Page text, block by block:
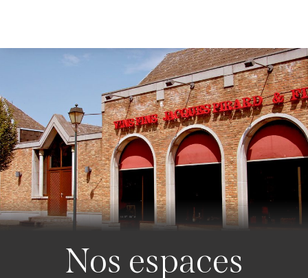
Nos espaces